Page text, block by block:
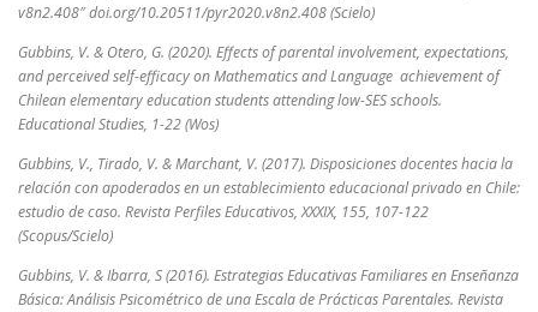
v8n2.408″ doi.org/10.20511/pyr2020.v8n2.408 (Scielo)
Gubbins, V. & Otero, G. (2020). Effects of parental involvement, expectations,
and perceived self-efficacy on Mathematics and Language achievement of
Chilean elementary education students attending low-SES schools.
Educational Studies, 1-22 (Wos)
Gubbins, V., Tirado, V. & Marchant, V. (2017). Disposiciones docentes hacia la
relación con apoderados en un establecimiento educacional privado en Chile:
estudio de caso. Revista Perfiles Educativos, XXXIX, 155, 107-122
(Scopus/Scielo)
Gubbins, V. & Ibarra, S (2016). Estrategias Educativas Familiares en Enseñanza
Básica: Análisis Psicométrico de una Escala de Prácticas Parentales. Revista